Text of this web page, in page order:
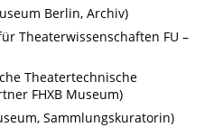
Berlin, Archiv)
Theaterwissenschaften FU –
Theatertechnische
FHXB Museum)
Sammlungskuratorin)